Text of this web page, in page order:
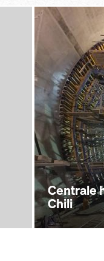
Centrale
Chili